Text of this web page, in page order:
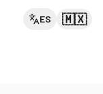
ES 🇲🇽
Atlas en Mexico: